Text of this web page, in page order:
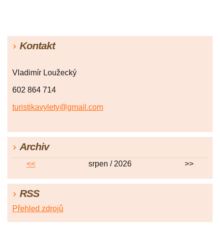
Kontakt
Vladimír Loužecký
602 864 714
turistikavylety@gmail.com
Archiv
<< srpen / 2026 >>
RSS
Přehled zdrojů